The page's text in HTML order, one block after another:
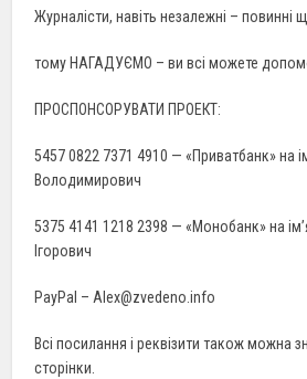
Журналісти, навіть незалежні – повинні
тому НАГАДУЄМО – ви всі можете
ПРОСПОНСОРУВАТИ ПРОЕКТ:
5457 0822 7371 4910 — «Приватбанк» на
Володимирович
5375 4141 1218 2398 — «Монобанк» на
Ігорович
PayPal – Alex@zvedeno.info
Всі посилання і реквізити також можна
сторінки.